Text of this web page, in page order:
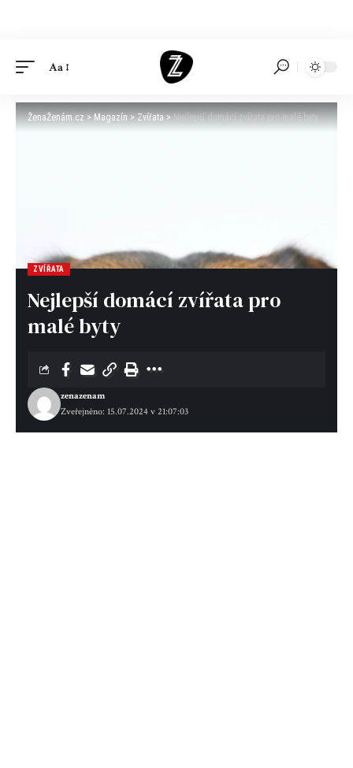
Aa
ŽenaŽenám.cz>Magazín>Zvířata>Nejlepší domácí zvířata pro malé byty
ZVÍŘATA
Nejlepší domácí zvířata pro
malé byty
Zveřejněno: 15.07.2024 v 21:07:03
zenazenam